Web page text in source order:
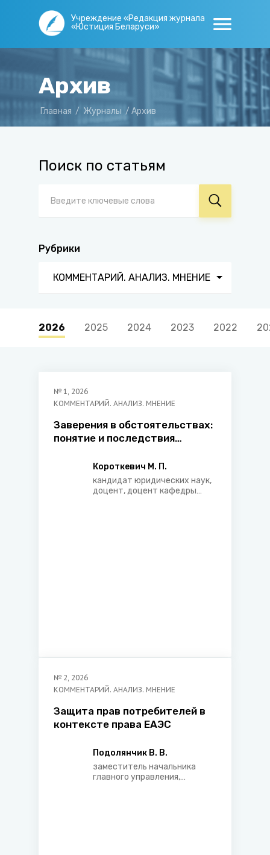
Учреждение «Редакция журнала
«Юстиция Беларуси»
Архив
Главная / Журналы / Архив
Поиск по статьям
Рубрики
КОММЕНТАРИЙ. АНАЛИЗ. МНЕНИЕ
2026 2025 2024 2023 2022
№ 1, 2026
КОММЕНТАРИЙ. АНАЛИЗ. МНЕНИЕ
Заверения в обстоятельствах:
понятие и последствия
Короткевич М. П.
кандидат юридических наук,
доцент, доцент кафедры
№ 2, 2026
КОММЕНТАРИЙ. АНАЛИЗ. МНЕНИЕ
Защита прав потребителей в
контексте права ЕАЭС
Подолянчик В. В.
заместитель начальника
главного управления,